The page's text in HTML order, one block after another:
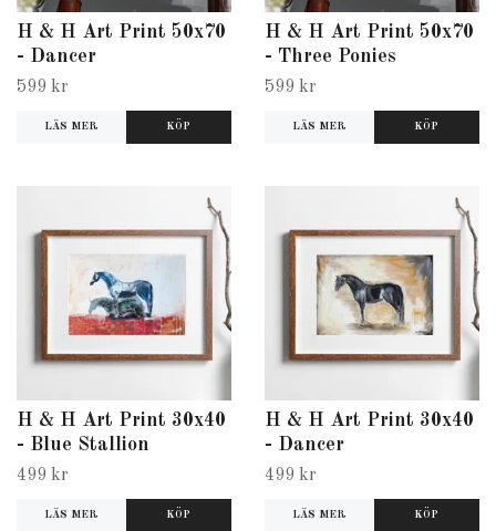
H & H Art Print 50x70
- Dancer
599 kr
LÄS MER
H & H Art Print 50x70
- Three Ponies
599 kr
LÄS MER
H & H Art Print 30x40
- Blue Stallion
499 kr
LÄS MER
H & H Art Print 30x40
- Dancer
499 kr
LÄS MER